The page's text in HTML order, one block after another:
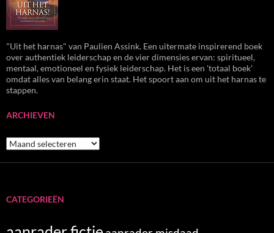
"Uit het harnas" van Paulien Assink. Een uitermate inspirerend boek
over authentiek leiderschap en de vier dimensies ervan: spiritueel,
mentaal, emotioneel en fysiek leiderschap. Het is een 'totaal boek'
omdat alles van belang erin staat. Het spoort aan om uit het harnas te
stappen.
ARCHIEVEN
Archieven
CATEGORIEËN